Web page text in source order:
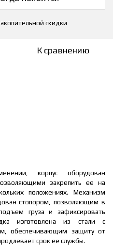
скидки
К сравнению
корпус оборудован
закрепить ее на
положениях. Механизм
стопором, позволяющим в
груза и зафиксировать
изготовлена из стали с
обеспечивающим защиту от
срок ее службы.